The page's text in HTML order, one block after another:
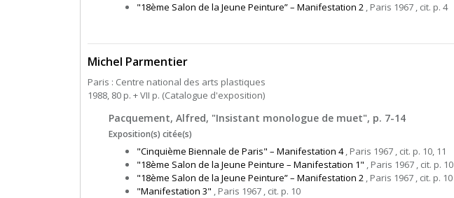
"18ème Salon de la Jeune Peinture” – Manifestation 2 , Paris 1967 , cit. p. 4
Michel Parmentier
Paris : Centre national des arts plastiques
1988, 80 p. + VII p. (Catalogue d'exposition)
Pacquement, Alfred, "Insistant monologue de muet", p. 7-14
Exposition(s) citée(s)
"Cinquième Biennale de Paris" – Manifestation 4, Paris 1967 , cit. p. 10, 11
"18ème Salon de la Jeune Peinture – Manifestation 1" , Paris 1967 , cit. p. 10
"18ème Salon de la Jeune Peinture” – Manifestation 2 , Paris 1967 , cit. p. 10
"Manifestation 3" , Paris 1967 , cit. p. 10